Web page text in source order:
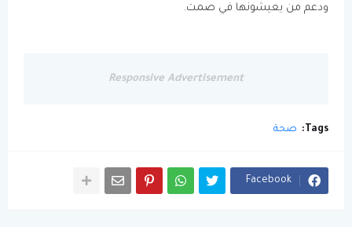
ودعم من يعيشونها في صمت.
Responsive Advertisement
Tags: صحة
Facebook